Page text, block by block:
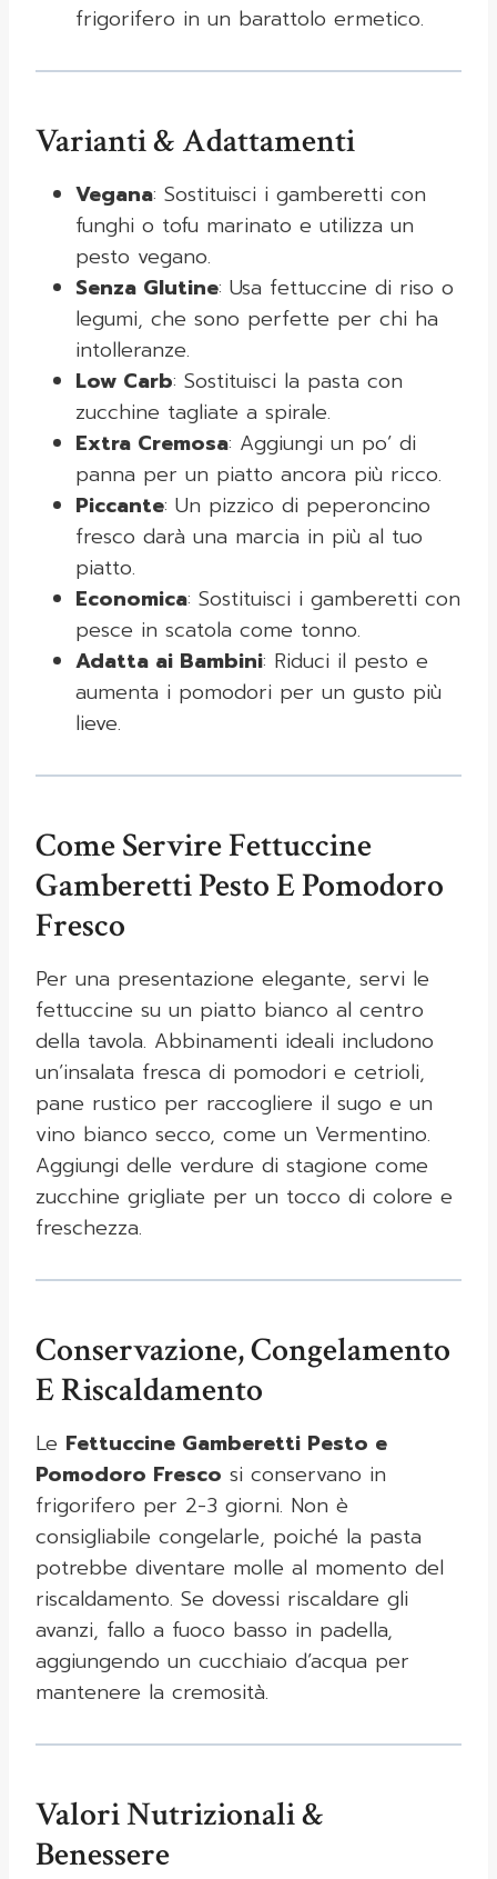
frigorifero in un barattolo ermetico.
Varianti & Adattamenti
Vegana: Sostituisci i gamberetti con
funghi o tofu marinato e utilizza un
pesto vegano.
Senza Glutine: Usa fettuccine di riso o
legumi, che sono perfette per chi ha
intolleranze.
Low Carb: Sostituisci la pasta con
zucchine tagliate a spirale.
Extra Cremosa: Aggiungi un po’ di
panna per un piatto ancora più ricco.
Piccante: Un pizzico di peperoncino
fresco darà una marcia in più al tuo
piatto.
Economica: Sostituisci i gamberetti con
pesce in scatola come tonno.
Adatta ai Bambini: Riduci il pesto e
aumenta i pomodori per un gusto più
lieve.
Come Servire Fettuccine
Gamberetti Pesto E Pomodoro
Fresco
Per una presentazione elegante, servi le
fettuccine su un piatto bianco al centro
della tavola. Abbinamenti ideali includono
un’insalata fresca di pomodori e cetrioli,
pane rustico per raccogliere il sugo e un
vino bianco secco, come un Vermentino.
Aggiungi delle verdure di stagione come
zucchine grigliate per un tocco di colore e
freschezza.
Conservazione, Congelamento
E Riscaldamento
Le Fettuccine Gamberetti Pesto e
Pomodoro Fresco si conservano in
frigorifero per 2-3 giorni. Non è
consigliabile congelarle, poiché la pasta
potrebbe diventare molle al momento del
riscaldamento. Se dovessi riscaldare gli
avanzi, fallo a fuoco basso in padella,
aggiungendo un cucchiaio d’acqua per
mantenere la cremosità.
Valori Nutrizionali &
Benessere